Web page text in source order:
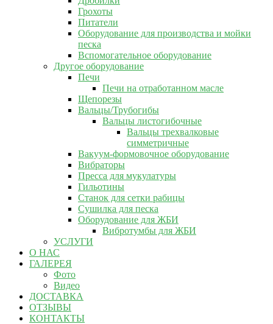
Грохоты
Питатели
Оборудование для производства и мойки
песка
Вспомогательное оборудование
Другое оборудование
Печи
Печи на отработанном масле
Щепорезы
Вальцы/Трубогибы
Вальцы листогибочные
Вальцы трехвалковые
симметричные
Вакуум-формовочное оборудование
Вибраторы
Пресса для мукулатуры
Гильотины
Станок для сетки рабицы
Сушилка для песка
Оборудование для ЖБИ
Вибротумбы для ЖБИ
УСЛУГИ
О НАС
ГАЛЕРЕЯ
Фото
Видео
ДОСТАВКА
ОТЗЫВЫ
КОНТАКТЫ